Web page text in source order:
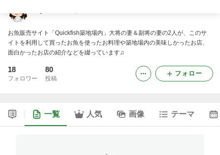
お魚販売サイト「Quickfish築地場内」大将の妻＆副将の妻の2人が、このサ
イトを利用して買ったお魚を使ったお料理や築地場内の美味しかったお店、
面白かったお店の紹介などを綴っています♫
18
フォロワー
80
投稿
フォロー
一覧 人気 画像 テーマ